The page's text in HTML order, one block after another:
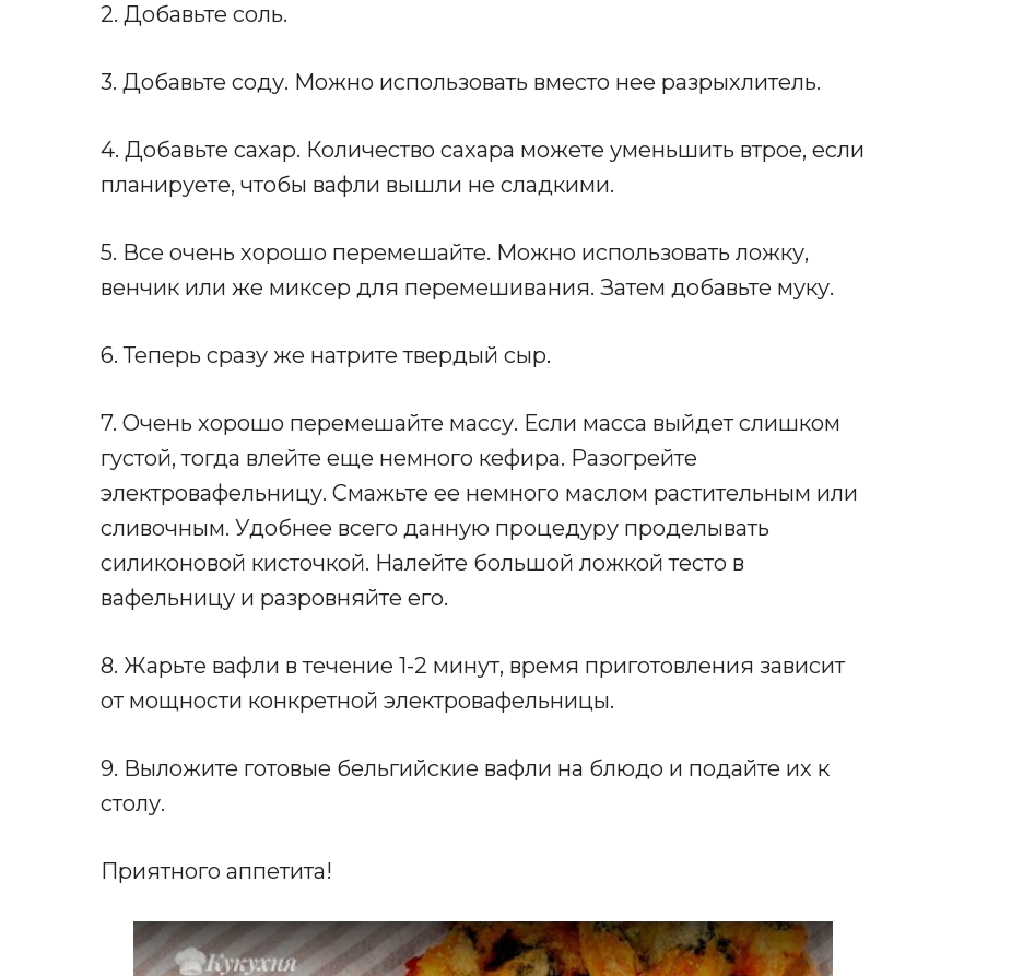
2. Добавьте соль.
3. Добавьте соду. Можно использовать вместо нее разрыхлитель.
4. Добавьте сахар. Количество сахара можете уменьшить втрое, если
планируете, чтобы вафли вышли не сладкими.
5. Все очень хорошо перемешайте. Можно использовать ложку,
венчик или же миксер для перемешивания. Затем добавьте муку.
6. Теперь сразу же натрите твердый сыр.
7. Очень хорошо перемешайте массу. Если масса выйдет слишком
густой, тогда влейте еще немного кефира. Разогрейте
электровафельницу. Смажьте ее немного маслом растительным или
сливочным. Удобнее всего данную процедуру проделывать
силиконовой кисточкой. Налейте большой ложкой тесто в
вафельницу и разровняйте его.
8. Жарьте вафли в течение 1-2 минут, время приготовления зависит
от мощности конкретной электровафельницы.
9. Выложите готовые бельгийские вафли на блюдо и подайте их к
столу.
Приятного аппетита!